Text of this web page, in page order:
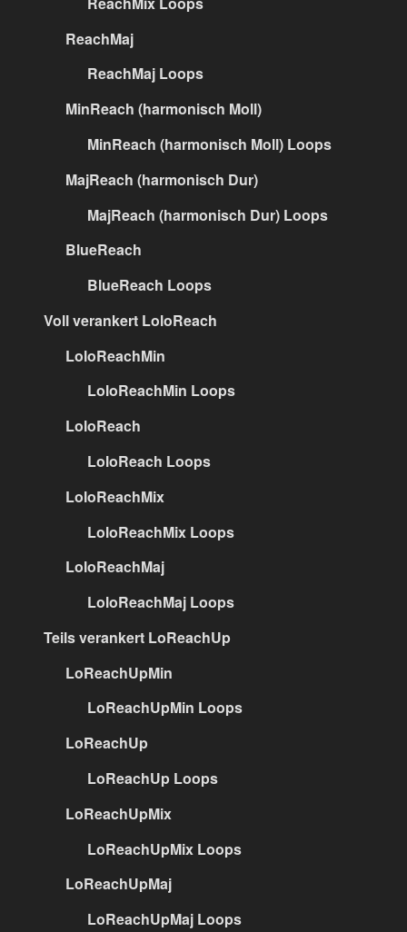
ReachMaj
ReachMaj Loops
MinReach (harmonisch Moll)
MinReach (harmonisch Moll) Loops
MajReach (harmonisch Dur)
MajReach (harmonisch Dur) Loops
BlueReach
BlueReach Loops
Voll verankert LoloReach
LoloReachMin
LoloReachMin Loops
LoloReach
LoloReach Loops
LoloReachMix
LoloReachMix Loops
LoloReachMaj
LoloReachMaj Loops
Teils verankert LoReachUp
LoReachUpMin
LoReachUpMin Loops
LoReachUp
LoReachUp Loops
LoReachUpMix
LoReachUpMix Loops
LoReachUpMaj
LoReachUpMaj Loops